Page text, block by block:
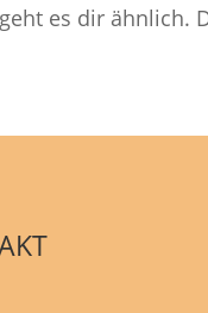
es dir ähnlich.